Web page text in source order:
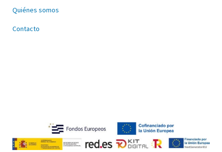
Quiénes somos
Contacto